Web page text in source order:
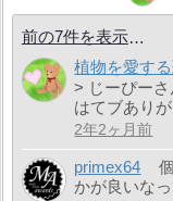
前の7件を表示
植物を愛す
> じーぴーさ
はてブあり
2年2ヶ月前
primex64
かが良いな